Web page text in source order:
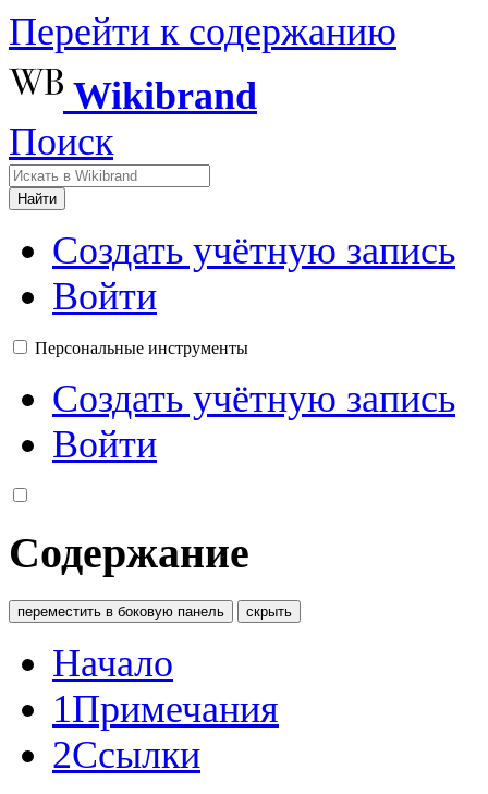
Перейти к содержанию
Wikibrand
Поиск
Найти
Создать учётную запись
Войти
Персональные инструменты
Создать учётную запись
Войти
Содержание
переместить в боковую панель скрыть
Начало
1Примечания
2Ссылки